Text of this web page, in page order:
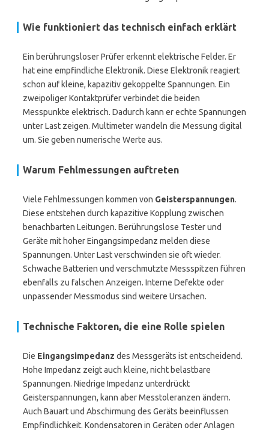
Wie funktioniert das technisch einfach erklärt
Ein berührungsloser Prüfer erkennt elektrische Felder. Er
hat eine empfindliche Elektronik. Diese Elektronik reagiert
schon auf kleine, kapazitiv gekoppelte Spannungen. Ein
zweipoliger Kontaktprüfer verbindet die beiden
Messpunkte elektrisch. Dadurch kann er echte Spannungen
unter Last zeigen. Multimeter wandeln die Messung digital
um. Sie geben numerische Werte aus.
Warum Fehlmessungen auftreten
Viele Fehlmessungen kommen von Geisterspannungen.
Diese entstehen durch kapazitive Kopplung zwischen
benachbarten Leitungen. Berührungslose Tester und
Geräte mit hoher Eingangsimpedanz melden diese
Spannungen. Unter Last verschwinden sie oft wieder.
Schwache Batterien und verschmutzte Messspitzen führen
ebenfalls zu falschen Anzeigen. Interne Defekte oder
unpassender Messmodus sind weitere Ursachen.
Technische Faktoren, die eine Rolle spielen
Die Eingangsimpedanz des Messgeräts ist entscheidend.
Hohe Impedanz zeigt auch kleine, nicht belastbare
Spannungen. Niedrige Impedanz unterdrückt
Geisterspannungen, kann aber Messtoleranzen ändern.
Auch Bauart und Abschirmung des Geräts beeinflussen
Empfindlichkeit. Kondensatoren in Geräten oder Anlagen